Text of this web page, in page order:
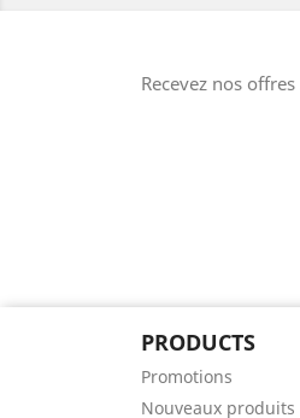
Recevez nos
PRODUCTS
Promotions
Nouveaux produits